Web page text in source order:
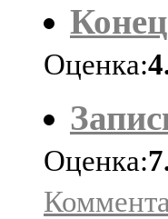
Оценка:
Оценка: